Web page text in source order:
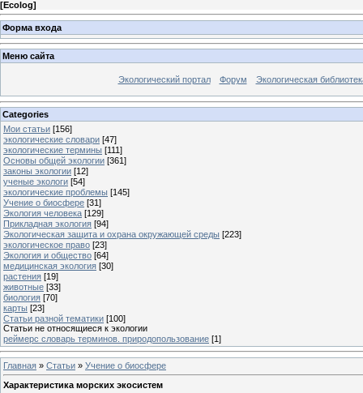
[Ecolog]
Форма входа
Меню сайта
Экологический портал Форум Экологическая
Categories
Мои статьи [156]
экологические словари [47]
экологические термины [111]
Основы общей экологии [361]
законы экологии [12]
ученые экологи [54]
экологические проблемы [145]
Учение о биосфере [31]
Экология человека [129]
Прикладная экология [94]
Экологическая защита и охрана окружающей среды [223]
экологическое право [23]
Экология и общество [64]
медицинская экология [30]
растения [19]
животные [33]
биология [70]
карты [23]
Статьи разной тематики [100]
Статьи не относящиеся к экологии
реймерс словарь терминов. природопользование [1]
Главная » Статьи » Учение о биосфере
Характеристика морских экосистем